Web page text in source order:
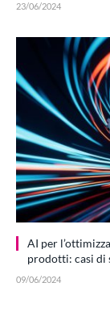
23/06/2024
AI per
prodotti: casi di
09/06/2024